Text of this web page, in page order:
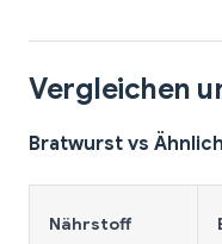
Vergleichen
Bratwurst vs
Nährstoff